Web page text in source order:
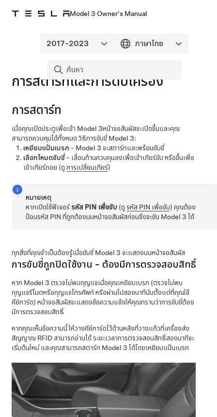
Model 3 Owner's Manual
การสตาร์ทและการดับเครื่อง
การสตาร์ท
เมื่อคุณเปิดประตูเพื่อเข้า Model 3หน้าจอสัมผัสจะเปิดขึ้นและคุณ
สามารถควบคุมได้ทั้งหมด วิธีการขับขี่ Model 3:
เหยียบแป้นเบรก - Model 3 จะสตาร์ทและพร้อมขับขี่
เลือกโหมดขับขี่ - เลื่อนก้านควบคุมลงเพื่อเข้าเกียร์ขับ หรือขึ้นเพื่อ
เข้าเกียร์ถอย (ดู การเปลี่ยนเกียร์)
หมายเหตุ
หากเปิดใช้ฟีเจอร์รหัส PIN เพื่อขับ (ดูรหัส PIN เพื่อขับ) คุณต้อง
ป้อนรหัส PIN ที่ถูกต้องบนหน้าจอสัมผัสก่อนจึงจะขับ Model 3 ได้
ทุกสิ่งที่คุณจำเป็นต้องรู้เมื่อขับขี่ Model 3 จะแสดงบนหน้าจอสัมผัส
การขับขี่ถูกปิดใช้งาน - ต้องมีการตรวจสอบสิทธิ์
หาก Model 3 ตรวจไม่พบกุญแจเมื่อคุณเหยียบเบรก (ตรวจไม่พบ
กุญแจรีโมตหรือกุญแจโทรศัพท์ หรือผ่านไปสองนาทีนับตั้งแต่ที่คุณใช้
คีย์การ์ด) หน้าจอสัมผัสจะแสดงข้อความแจ้งให้คุณทราบว่าการขับขี่ต้อง
มีการตรวจสอบสิทธิ์
หากคุณเห็นข้อความนี้ ให้วางคีย์การ์ดไว้ด้านหลังที่วางแก้วที่เครื่องส่ง
สัญญาณ RFID สามารถอ่านได้ ระยะเวลาการตรวจสอบสิทธิ์สองนาทีจะ
เริ่มต้นใหม่ และคุณสามารถสตาร์ท Model 3 ได้โดยเหยียบแป้นเบรก